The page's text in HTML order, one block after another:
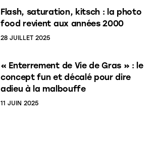
Flash, saturation, kitsch : la photo
food revient aux années 2000
28 JUILLET 2025
« Enterrement de Vie de Gras » : le
concept fun et décalé pour dire
adieu à la malbouffe
11 JUIN 2025